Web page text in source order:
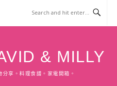
& MILLY
享。料理食譜。家電開箱。